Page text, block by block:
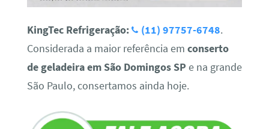
KingTec Refrigeração: (11) 97757-6748.
Considerada a maior referência em conserto
de geladeira em São Domingos SP e na grande
São Paulo, consertamos ainda hoje.